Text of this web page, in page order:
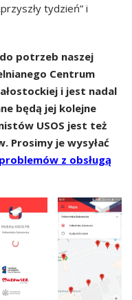
tydzień” i
potrzeb naszej
Centrum
i jest nadal
będą jej kolejne
USOS jest też
Prosimy je wysyłać
z obsługą